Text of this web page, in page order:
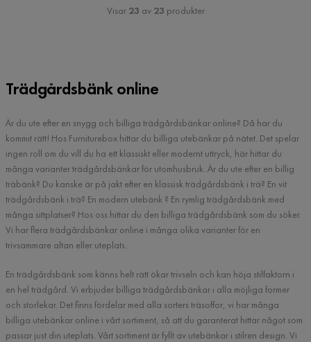
Visar 23 av 23 produkter
Trädgårdsbänk online
Är du ute efter en snygg och billiga trädgårdsbänkar online? Då har du
kommit rätt! Hos Furniturebox hittar du billiga utebänkar på nätet. Det spelar
ingen roll om du vill du ha ett klassiskt eller modernt uttryck, här hittar du
många varianter trädgårdsbänkar för utomhusbruk. Är du ute efter en billig
träbänk? Du kanske är på jakt efter en klassisk trädgårdsbänk i trä? En vit
trädgårdsbänk i trä? En modern utebänk ? En rymlig trädgårdsbänk med
många sittplatser? Hos oss hittar du den billiga trädgårdsbänk som du söker.
Vi har flera trädgårdsbänkar online i många olika varianter för en
trivsammare altan eller uteplats.
En trädgårdsbänk som känns helt rätt ökar trivseln och kan höja stilfaktorn i
en hel trädgård. Vi erbjuder billiga trädgårdsbänkar i alla möjliga former
och storlekar. Det finns fördelar med alla sorters träsoffor, vi har många
billiga utebänkar online i vårt sortiment, så att du garanterat hittar något som
passar just din uteplats. Vårt sortiment är fyllt av utebänkar i stilren design. Vi